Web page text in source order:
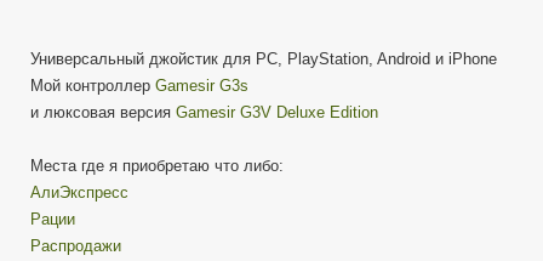
Универсальный джойстик для PC, PlayStation, Android и iPhone
Мой контроллер Gamesir G3s
и люксовая версия Gamesir G3V Deluxe Edition
Места где я приобретаю что либо:
АлиЭкспресс
Рации
Распродажи